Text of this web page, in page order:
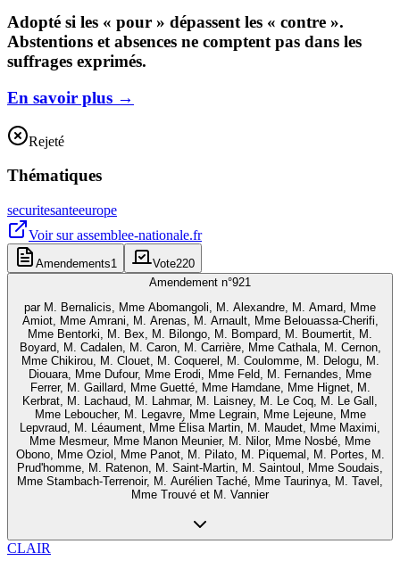
Adopté si les « pour » dépassent les « contre ».
Abstentions et absences ne comptent pas dans les
suffrages exprimés.
En savoir plus →
Rejeté
Thématiques
securitesanteeurope
Voir surassemblee-nationale.fr
Amendements1 Vote220
Amendement n°921
par M. Bernalicis, Mme Abomangoli, M. Alexandre, M. Amard, Mme
Amiot, Mme Amrani, M. Arenas, M. Arnault, Mme Belouassa-Cherifi,
Mme Bentorki, M. Bex, M. Bilongo, M. Bompard, M. Boumertit, M.
Boyard, M. Cadalen, M. Caron, M. Carrière, Mme Cathala, M. Cernon,
Mme Chikirou, M. Clouet, M. Coquerel, M. Coulomme, M. Delogu, M.
Diouara, Mme Dufour, Mme Erodi, Mme Feld, M. Fernandes, Mme
Ferrer, M. Gaillard, Mme Guetté, Mme Hamdane, Mme Hignet, M.
Kerbrat, M. Lachaud, M. Lahmar, M. Laisney, M. Le Coq, M. Le Gall,
Mme Leboucher, M. Legavre, Mme Legrain, Mme Lejeune, Mme
Lepvraud, M. Léaument, Mme Élisa Martin, M. Maudet, Mme Maximi,
Mme Mesmeur, Mme Manon Meunier, M. Nilor, Mme Nosbé, Mme
Obono, Mme Oziol, Mme Panot, M. Pilato, M. Piquemal, M. Portes, M.
Prud'homme, M. Ratenon, M. Saint-Martin, M. Saintoul, Mme Soudais,
Mme Stambach-Terrenoir, M. Aurélien Taché, Mme Taurinya, M. Tavel,
Mme Trouvé et M. Vannier
CLAIR